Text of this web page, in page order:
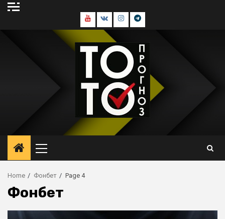
Skip
Youtube
В
контакте
Инстаграм
Телеграм
Menu
Home Фонбет Page 4
Фонбет